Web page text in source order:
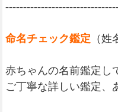
命名チェック鑑定 （姓
赤ちゃんの名前鑑定し
ご丁寧な詳しい鑑定